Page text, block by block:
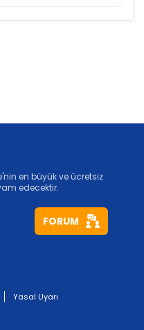
en büyük ve ücretsiz
edecektir.
FORUM
Yasal Uyarı